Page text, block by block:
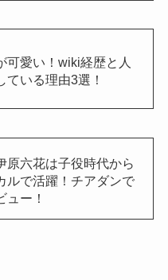
可愛い！wiki経歴と人
ている理由3選！
原六花は子役時代から
ルで活躍！チアダンで
ュー！